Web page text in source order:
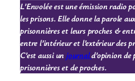
L’Envolée est une émission radio
les prisons. Elle donne la parole
prisonnières et leurs proches &
entre l’intérieur et l’extérieur des
C’est aussi unjournald’opinion de
prisonnières et de proches.